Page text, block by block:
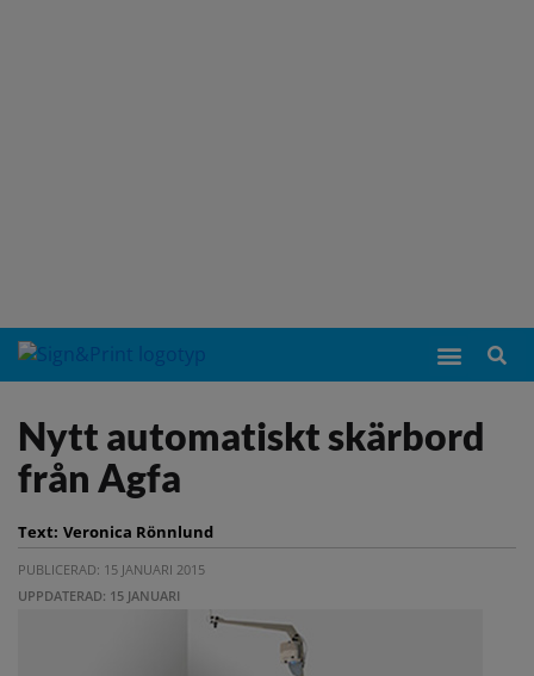
Nytt automatiskt skärbord
från Agfa
Text: Veronica Rönnlund
PUBLICERAD: 15 JANUARI 2015
UPPDATERAD: 15 JANUARI